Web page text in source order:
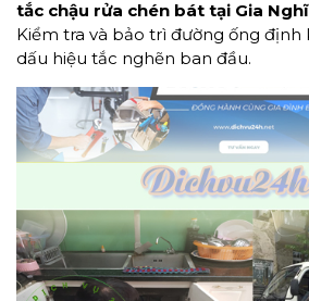
tắc chậu rửa chén bát tại Gia
Kiểm tra và bảo trì đường ống định
dấu hiệu tắc nghẽn ban đầu.